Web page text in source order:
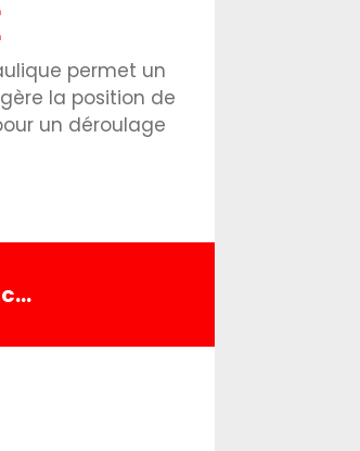
permet un
la position de
un déroulage